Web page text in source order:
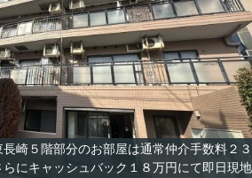
長崎５階部分のお部屋は通常仲介手数料２３
にキャッシュバック１８万円にて即日現地